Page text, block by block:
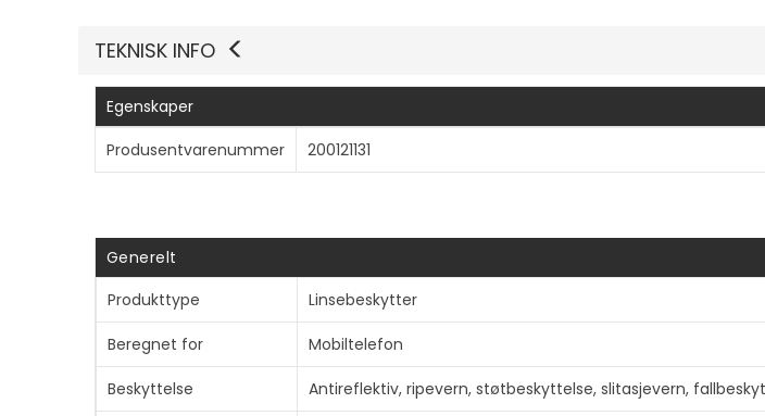
Vis
TEKNISK INFO
Egenskaper
Produsentvarenummer
200121131
Generelt
Produkttype
Linsebeskytter
Beregnet for Mobiltelefon
Beskyttelse Antireflektiv, ripevern, støtbeskyttelse, slitasjevern,